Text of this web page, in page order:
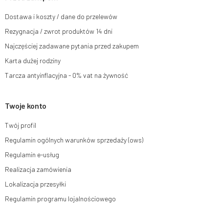
e-mail lub pisemnie na adres siedziby.
Więcej informacji:www.mouton.pl/ODO
Dostawa i koszty / dane do przelewów
Rezygnacja / zwrot produktów 14 dni
Najczęściej zadawane pytania przed zakupem
Karta dużej rodziny
Tarcza antyinflacyjna - 0% vat na żywność
Twoje konto
Twój profil
Regulamin ogólnych warunków sprzedaży (ows)
Regulamin e-usług
Realizacja zamówienia
Lokalizacja przesyłki
Regulamin programu lojalnościowego